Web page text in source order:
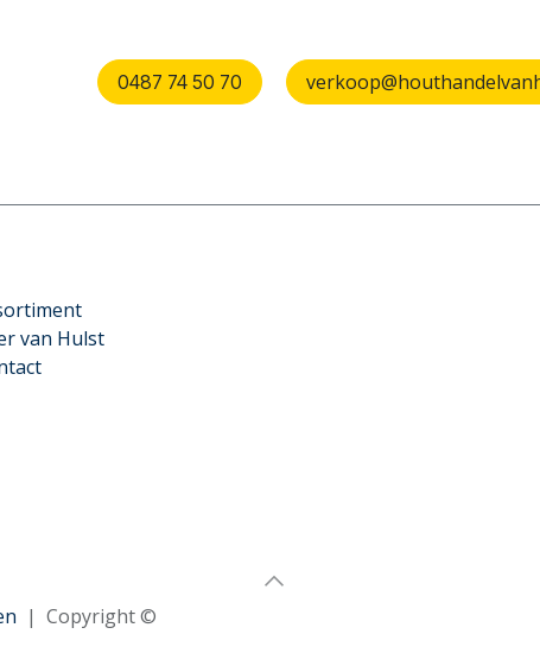
0487 74 50 70
van Hulst
| Copyright ©